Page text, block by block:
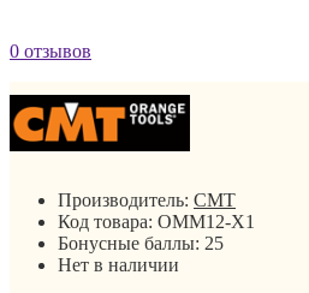
0 отзывов
Производитель: CMT
Код товара: OMM12-X1
Бонусные баллы: 25
Нет в наличии